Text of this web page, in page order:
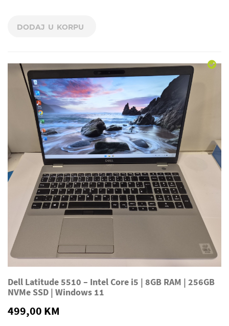
DODAJ U KORPU
Dell Latitude 5510 – Intel Core i5 | 8GB RAM | 256GB
NVMe SSD | Windows 11
499,00 KM